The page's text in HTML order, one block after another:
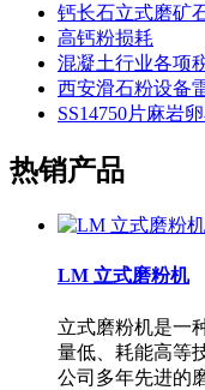
钙长石立式磨矿
高钙粉损耗
混凝土行业各项
西安滑石粉设备
SS14750片麻岩
热销产品
LM 立式磨粉机
立式磨粉机是一
量低、耗能高等
公司多年先进的